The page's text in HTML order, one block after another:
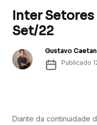
Inter
Set/22
Gustavo
Publicado
Diante da continuidade